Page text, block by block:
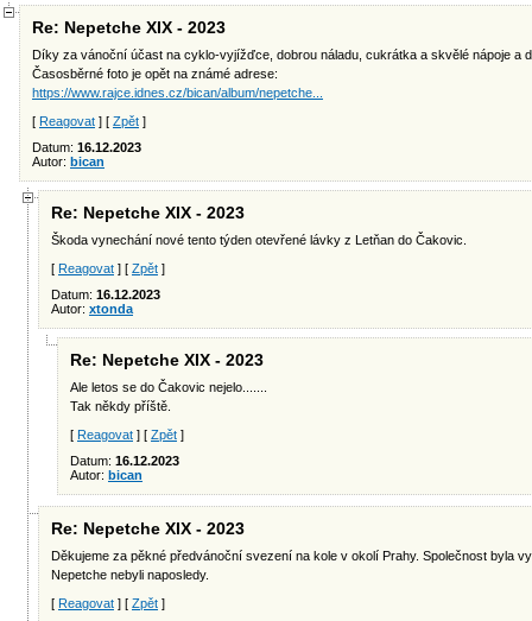
Re: Nepetche XIX - 2023
Díky za vánoční účast na cyklo-vyjížďce, dobrou náladu, cukrátka a skvělé nápoje a
Časosběrné foto je opět na známé adrese:
https://www.rajce.idnes.cz/bican/album/nepetche...
[ Reagovat ] [ Zpět ]
Datum: 16.12.2023
Autor: bican
Re: Nepetche XIX - 2023
Škoda vynechání nové tento týden otevřené lávky z Letňan do Čakovic.
[ Reagovat ] [ Zpět ]
Datum: 16.12.2023
Autor: xtonda
Re: Nepetche XIX - 2023
Ale letos se do Čakovic nejelo.......
Tak někdy příště.
[ Reagovat ] [ Zpět ]
Datum: 16.12.2023
Autor: bican
Re: Nepetche XIX - 2023
Děkujeme za pěkné předvánoční svezení na kole v okolí Prahy. Společnost byla
Nepetche nebyli naposledy.
[ Reagovat ] [ Zpět ]